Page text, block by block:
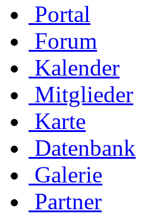
Portal
Forum
Kalender
Mitglieder
Karte
Datenbank
Galerie
Partner